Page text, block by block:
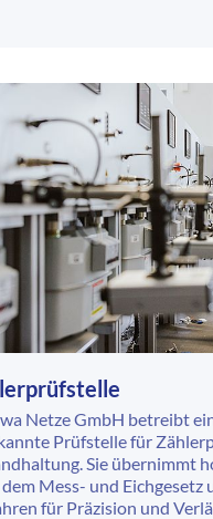
Netze GmbH betreibt
Prüfstelle für
Sie übernimmt
dem Mess- und
für Präzision und